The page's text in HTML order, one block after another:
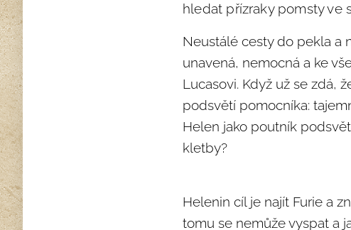
hledat přízraky pomsty ve
Neustálé cesty do pekla a
unavená, nemocná a ke
Lucasovi. Když už se zdá,
podsvětí pomocníka:
Helen jako poutník
kletby?
Helenin cíl je najít Furie a
tomu se nemůže vyspat a